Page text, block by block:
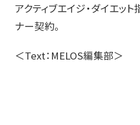
アクティブエイジ・ダイエッ
ナー契約。
＜Text：MELOS編集部＞